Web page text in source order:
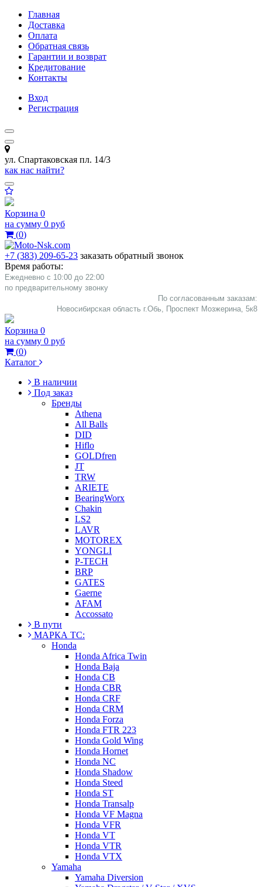
Главная
Доставка
Оплата
Обратная связь
Гарантии и возврат
Кредитование
Контакты
Вход
Регистрация
ул. Спартаковская пл. 14/3
как нас найти?
Корзина 0
на сумму 0 руб
(0)
+7 (383) 209-65-23 заказать обратный звонок
Время работы:
Ежедневно с 10:00 до 22:00
​по предварительному звонку
По согласованным заказам:
Новосибирская область г.Обь, Проспект Мозжерина, 5к8​
Корзина 0
на сумму 0 руб
(0)
Каталог
В наличии
Под заказ
Бренды
Athena
All Balls
DID
Hiflo
GOLDfren
JT
TRW
ARIETE
BearingWorx
Chakin
LS2
LAVR
MOTOREX
YONGLI
P-TECH
BRP
GATES
Gaerne
AFAM
Accossato
В пути
МАРКА ТС:
Honda
Honda Africa Twin
Honda Baja
Honda CB
Honda CBR
Honda CRF
Honda CRM
Honda Forza
Honda FTR 223
Honda Gold Wing
Honda Hornet
Honda NC
Honda Shadow
Honda Steed
Honda ST
Honda Transalp
Honda VF Magna
Honda VFR
Honda VT
Honda VTR
Honda VTX
Yamaha
Yamaha Diversion